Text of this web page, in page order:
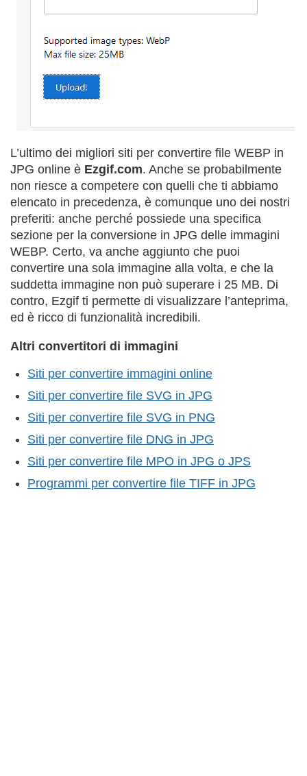
L’ultimo dei migliori siti per convertire file WEBP in
JPG online è Ezgif.com. Anche se probabilmente
non riesce a competere con quelli che ti abbiamo
elencato in precedenza, è comunque uno dei nostri
preferiti: anche perché possiede una specifica
sezione per la conversione in JPG delle immagini
WEBP. Certo, va anche aggiunto che puoi
convertire una sola immagine alla volta, e che la
suddetta immagine non può superare i 25 MB. Di
contro, Ezgif ti permette di visualizzare l’anteprima,
ed è ricco di funzionalità incredibili.
Altri convertitori di immagini
Siti per convertire immagini online
Siti per convertire file SVG in JPG
Siti per convertire file SVG in PNG
Siti per convertire file DNG in JPG
Siti per convertire file MPO in JPG o JPS
Programmi per convertire file TIFF in JPG